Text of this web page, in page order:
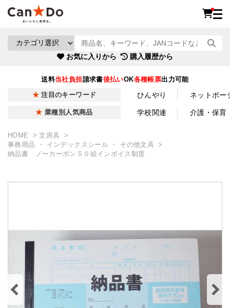
お気に入りから 購入履歴から
送料当社負担請求書後払いOK各種帳票出力可能
注目のキーワード ひんやり ネットポー
業種別人気商品 学校関連 介護・保育
HOME
文房具
事務用品 ・ インデックスシール ・ その他文具
納品書 ノーカーボン５０組インボイス制度